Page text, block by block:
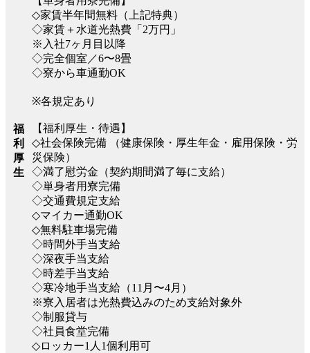
福
利
厚
生
◇家賃半年間無料（上記特典）
◇家賃＋水道光熱費「2万円」
※入社7ヶ月目以降
◇完全個室／6〜8畳
◇寮から車通勤OK
※各規定あり
【福利厚生・待遇】
◇社会保険完備 （健康保険・厚生年金・雇用保険・労
災保険）
◇満了慰労金（契約期間満了毎に支給）
◇単身者用寮完備
◇交通費規定支給
◇マイカー通勤OK
◇無料駐車場完備
◇時間外手当支給
◇深夜手当支給
◇時差手当支給
◇寒冷地手当支給（11月〜4月）
※寮入居者は光熱費込みのため支給対象外
◇制服貸与
◇社員食堂完備
◇ロッカー1人1個利用可